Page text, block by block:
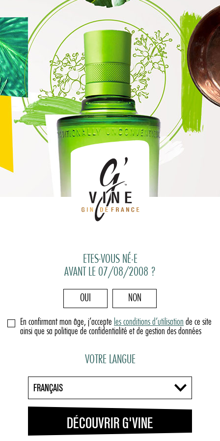
ETES-VOUS NÉ·E
AVANT LE 07/08/2008 ?
OUI NON
En confirmant mon âge, j’accepte les conditions d’utilisation de ce site
ainsi que sa politique de confidentialité et de gestion des données
VOTRE LANGUE